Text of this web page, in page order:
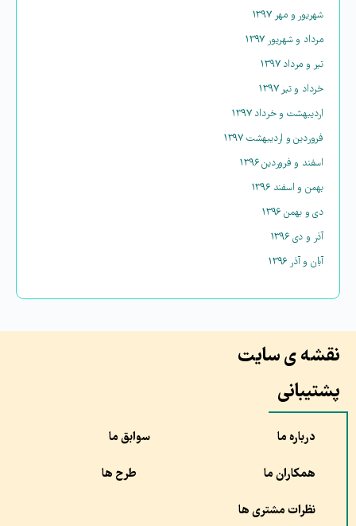
شهریور و مهر ۱۳۹۷
مرداد و شهریور ۱۳۹۷
تیر و مرداد ۱۳۹۷
خرداد و تیر ۱۳۹۷
اردیبهشت و خرداد ۱۳۹۷
فروردین و اردیبهشت ۱۳۹۷
اسفند و فروردین ۱۳۹۶
بهمن و اسفند ۱۳۹۶
دی و بهمن ۱۳۹۶
آذر و دی ۱۳۹۶
آبان و آذر ۱۳۹۶
نقشه ی سایت
پشتیبانی
درباره ما سوابق ما
همکاران ما طرح ها
نظرات مشتری ها